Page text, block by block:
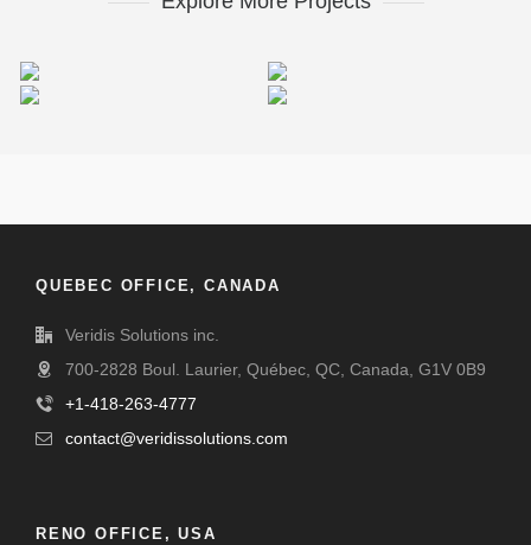
QUEBEC OFFICE, CANADA
Veridis Solutions inc.
700-2828 Boul. Laurier, Québec, QC, Canada, G1V 0B9
+1-418-263-4777
contact@veridissolutions.com
RENO OFFICE, USA